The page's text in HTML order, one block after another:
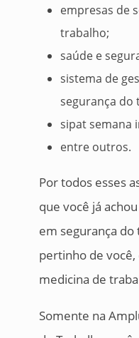
empresas de
trabalho;
saúde e
sistema de
segurança do
sipat semana
entre outros.
Por todos esses
que você já
em segurança
pertinho de
medicina de
Somente na